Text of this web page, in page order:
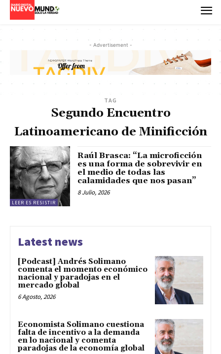
- Advertisement -
TAG
Segundo Encuentro
Latinoamericano de Minificción
LEER ES RESISTIR
Raúl Brasca: “La microficción
es una forma de sobrevivir en
el medio de todas las
calamidades que nos pasan”
8 Julio, 2026
Latest news
[Podcast] Andrés Solimano
comenta el momento económico
nacional y paradojas en el
mercado global
6 Agosto, 2026
Economista Solimano cuestiona
falta de incentivo a la demanda
en lo nacional y comenta
paradojas de la economía global